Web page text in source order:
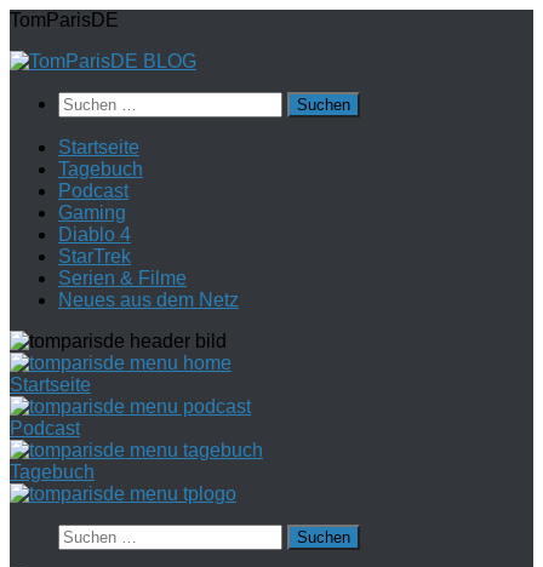
Zum
springen
TomParisDE
Suchen
nach:
Startseite
Tagebuch
Podcast
Gaming
Diablo 4
StarTrek
Serien & Filme
Neues aus dem Netz
Startseite
Podcast
Tagebuch
Suchen
nach: